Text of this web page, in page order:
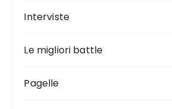
Interviste
Le migliori battle
Pagelle